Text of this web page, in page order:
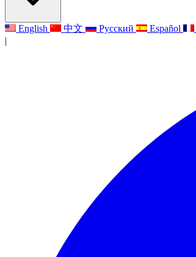
English 中文 Русский Español
|